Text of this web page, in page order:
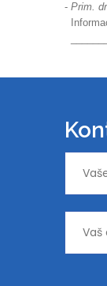
- Prim.